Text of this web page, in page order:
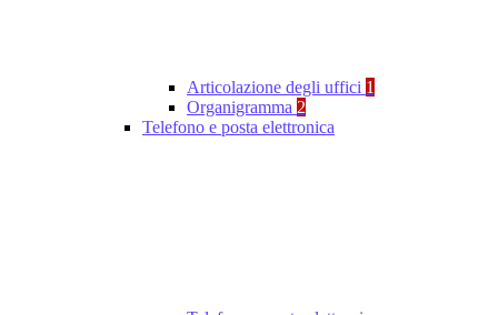
Articolazione degli uffici 1
Organigramma 2
Telefono e posta elettronica